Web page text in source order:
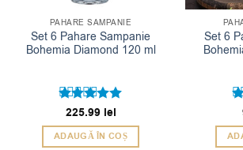
PAHARE SAMPANIE
Set 6 Pahare Sampanie
Bohemia Diamond 120 ml
Evaluat la
5din 5
225.99 lei
ADAUGĂ ÎN COȘ
Set 6
5